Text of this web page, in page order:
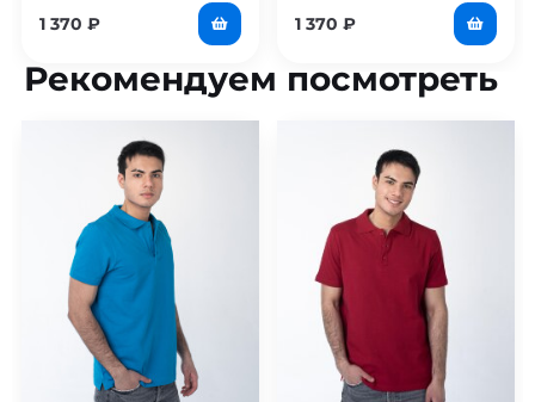
1 370 ₽ 1 370 ₽
Рекомендуем посмотреть